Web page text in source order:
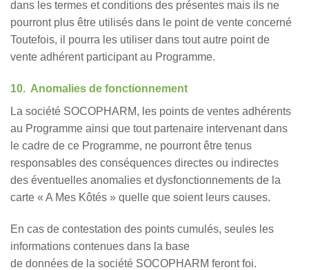
dans les termes et conditions des présentes mais ils ne
pourront plus être utilisés dans le point de vente concerné
Toutefois, il pourra les utiliser dans tout autre point de
vente adhérent participant au Programme.
10. Anomalies de fonctionnement
La société SOCOPHARM, les points de ventes adhérents
au Programme ainsi que tout partenaire intervenant dans
le cadre de ce Programme, ne pourront être tenus
responsables des conséquences directes ou indirectes
des éventuelles anomalies et dysfonctionnements de la
carte « A Mes Kôtés » quelle que soient leurs causes.
En cas de contestation des points cumulés, seules les
informations contenues dans la base
de données de la société SOCOPHARM feront foi.